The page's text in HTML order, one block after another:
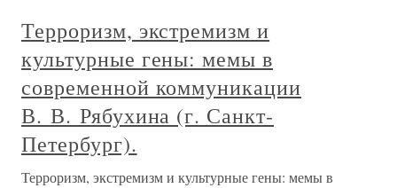
Терроризм, экстремизм и
культурные гены: мемы в
современной коммуникации
В. В. Рябухина (г. Санкт-
Петербург).
Терроризм, экстремизм и культурные гены: мемы в